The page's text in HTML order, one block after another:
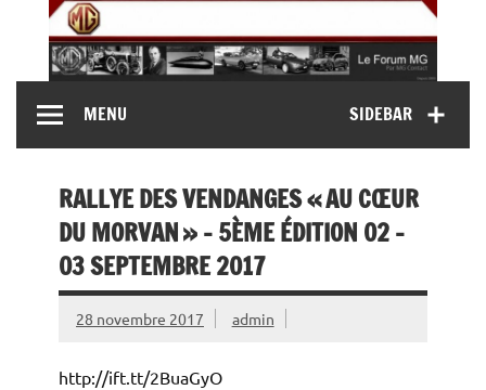
content
MG Contact
MG B, MG F, MG A, Midget…)SIDEBAR
MENU
RALLYE DES VENDANGES « AU CŒUR
DU MORVAN » – 5ÈME ÉDITION 02 –
03 SEPTEMBRE 2017
28 novembre 2017 admin
http://ift.tt/2BuaGyO